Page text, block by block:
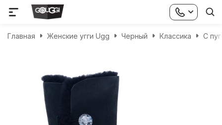
Главная Женские угги Ugg Черный Классика С